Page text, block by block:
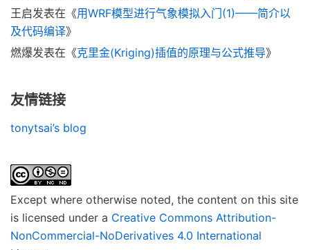
王启发表在《用WRF模型进行气象模拟入门(1)——简介以
及代码编译》
燃爆发表在《克里金(Kriging)插值的原理与公式推导》
友情链接
tonytsai’s blog
Except where otherwise noted, the content on this site
is licensed under a Creative Commons Attribution-
NonCommercial-NoDerivatives 4.0 International